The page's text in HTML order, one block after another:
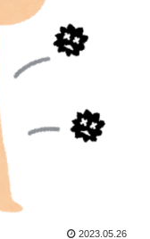
2023.05.26